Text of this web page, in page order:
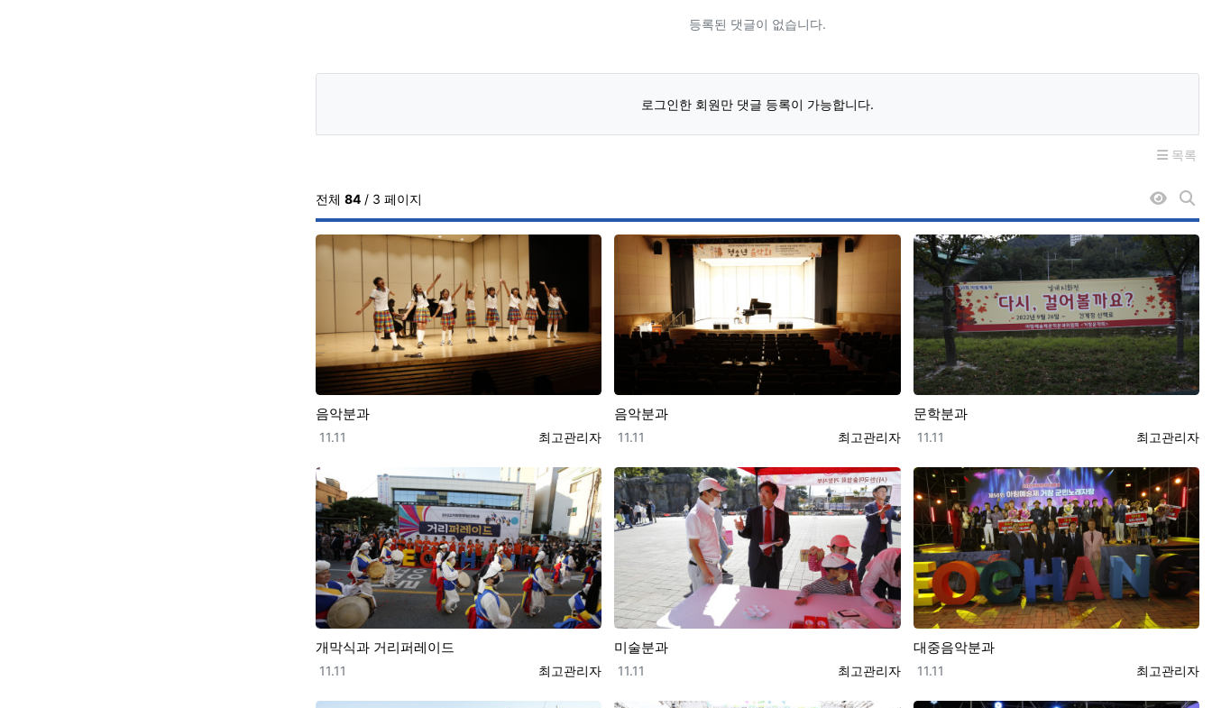
등록된 댓글이 없습니다.
로그인한 회원만 댓글 등록이 가능합니다.
목록
전체 84/ 3 페이지
조회순
게
음악분과
등록자
최고관리자
등록일
11.11
음악분과
등록자
최고관리자
등록일
11.11
문학분과
등록자
최고관리자
등록일
11.11
개막식과 거리퍼레이드
등록자
최고관리자
등록일
11.11
미술분과
등록자
최고관리자
등록일
11.11
대중음악분과
등록자
최고관리자
등록일
11.11